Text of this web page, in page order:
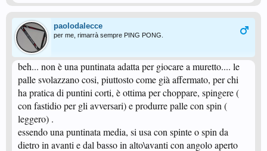
paolodalecce
per me, rimarrà sempre PING PONG.
beh... non è una puntinata adatta per giocare a muretto.... le
palle svolazzano cosi, piuttosto come già affermato, per chi
ha pratica di puntini corti, è ottima per choppare, spingere (
con fastidio per gli avversari) e produrre palle con spin (
leggero) .
essendo una puntinata media, si usa con spinte o spin da
dietro in avanti e dal basso in alto\avanti con angolo aperto